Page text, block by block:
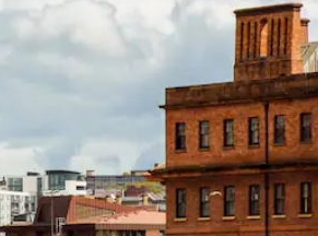
unten oder erkunde die Ergebnisse